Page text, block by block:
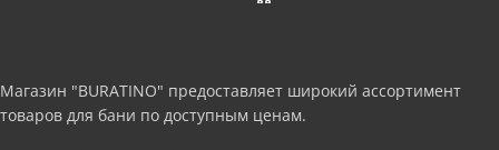
Магазин "BURATINO" предоставляет широкий ассортимент
товаров для бани по доступным ценам.